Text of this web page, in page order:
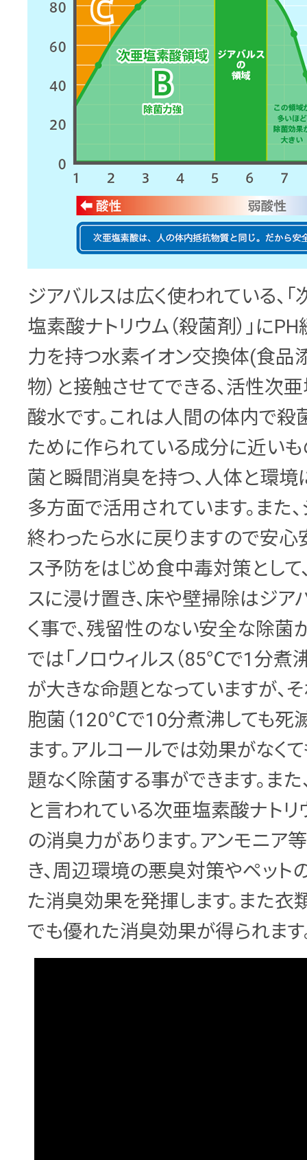
ジアバルスは広く使われている、「
塩素酸ナトリウム（殺菌剤）」に
力を持つ水素イオン交換体(食品
物）と接触させてできる、活性次
酸水です。これは人間の体内で殺
ために作られている成分に近い
菌と瞬間消臭を持つ、人体と環境
多方面で活用されています。また
終わったら水に戻りますので安心
ス予防をはじめ食中毒対策として
スに浸け置き、床や壁掃除はジア
く事で、残留性のない安全な除菌
では「ノロウィルス（85℃で1分煮
が大きな命題となっていますが、
胞菌（120℃で10分煮沸しても死滅
ます。アルコールでは効果がなく
題なく除菌する事ができます。ま
と言われている次亜塩素酸ナト
の消臭力があります。アンモニア
き、周辺環境の悪臭対策やペッ
た消臭効果を発揮します。また衣
でも優れた消臭効果が得られます